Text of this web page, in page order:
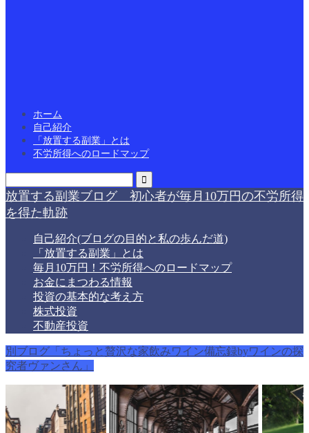
ホーム
自己紹介
「放置する副業」とは
不労所得へのロードマップ
放置する副業ブログ 初心者が毎月10万円の不労所得
を得た軌跡
自己紹介(ブログの目的と私の歩んだ道)
「放置する副業」とは
毎月10万円！不労所得へのロードマップ
お金にまつわる情報
投資の基本的な考え方
株式投資
不動産投資
別ブログ「ちょっと贅沢な家飲みワイン備忘録byワインの探
究者ヴァンさん」